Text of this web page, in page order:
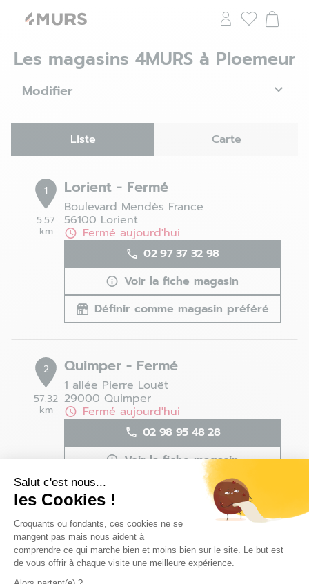
Salut c'est nous...
les Cookies !
Plateforme de Gestion du
Croquants ou fondants, ces cookies ne se
mangent pas mais nous aident à
comprendre ce qui marche bien et moins bien sur le site. Le but est
de vous offrir à chaque visite une meilleure expérience.
Les magasins 4MURS à Ploemeur
Modifier
Liste Carte
1
5.57
km
Lorient - Fermé
Boulevard Mendès France
56100 Lorient
Fermé aujourd'hui
02 97 37 32 98
Voir la fiche magasin
Définir comme magasin préféré
2
57.32
km
Quimper - Fermé
1 allée Pierre Louët
29000 Quimper
Fermé aujourd'hui
02 98 95 48 28
Voir la fiche magasin
Définir comme magasin préféré
Les magasins 4MURS dans les villes à proximité
Accueil